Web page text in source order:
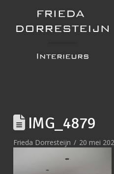
IMG_4879
Frieda Dorresteijn 20 mei